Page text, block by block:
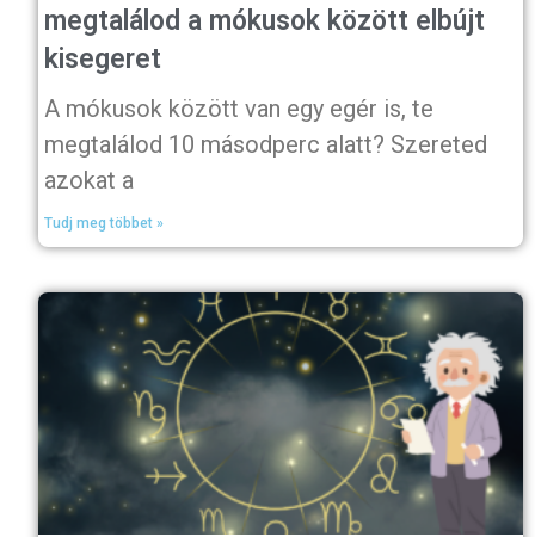
megtalálod a mókusok között elbújt
kisegeret
A mókusok között van egy egér is, te
megtalálod 10 másodperc alatt? Szereted
azokat a
Tudj meg többet »